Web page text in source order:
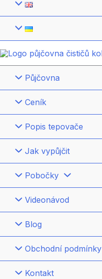
Půjčovna
Ceník
Popis tepovače
Jak vypůjčit
Pobočky
Videonávod
Blog
Obchodní podmínky
Kontakt